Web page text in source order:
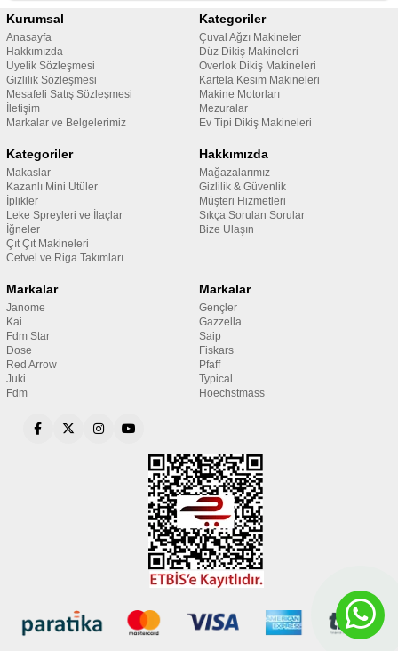
Kurumsal
Anasayfa
Hakkımızda
Üyelik Sözleşmesi
Gizlilik Sözleşmesi
Mesafeli Satış Sözleşmesi
İletişim
Markalar ve Belgelerimiz
Kategoriler
Çuval Ağzı Makineler
Düz Dikiş Makineleri
Overlok Dikiş Makineleri
Kartela Kesim Makineleri
Makine Motorları
Mezuralar
Ev Tipi Dikiş Makineleri
Kategoriler
Makaslar
Kazanlı Mini Ütüler
İplikler
Leke Spreyleri ve İlaçlar
İğneler
Çıt Çıt Makineleri
Cetvel ve Riga Takımları
Hakkımızda
Mağazalarımız
Gizlilik & Güvenlik
Müşteri Hizmetleri
Sıkça Sorulan Sorular
Bize Ulaşın
Markalar
Janome
Kai
Fdm Star
Dose
Red Arrow
Juki
Fdm
Markalar
Gençler
Gazzella
Saip
Fiskars
Pfaff
Typical
Hoechstmass